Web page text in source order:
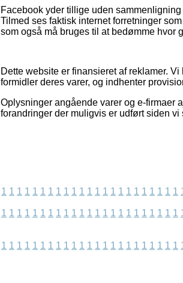
Facebook yder tillige uden
Tilmed ses faktisk internet forretninger
som også må bruges til at bedømme hvor
Dette website er finansieret af reklamer.
formidler deres varer, og indhenter
Oplysninger angående varer og e-firmaer
forandringer der muligvis er udført siden
1 1 1 1 1 1 1 1 1 1 1 1 1 1 1 1 1 1 1 1 1 1 1
1 1 1 1 1 1 1 1 1 1 1 1 1 1 1 1 1 1 1 1 1 1 1
1 1 1 1 1 1 1 1 1 1 1 1 1 1 1 1 1 1 1 1 1 1 1